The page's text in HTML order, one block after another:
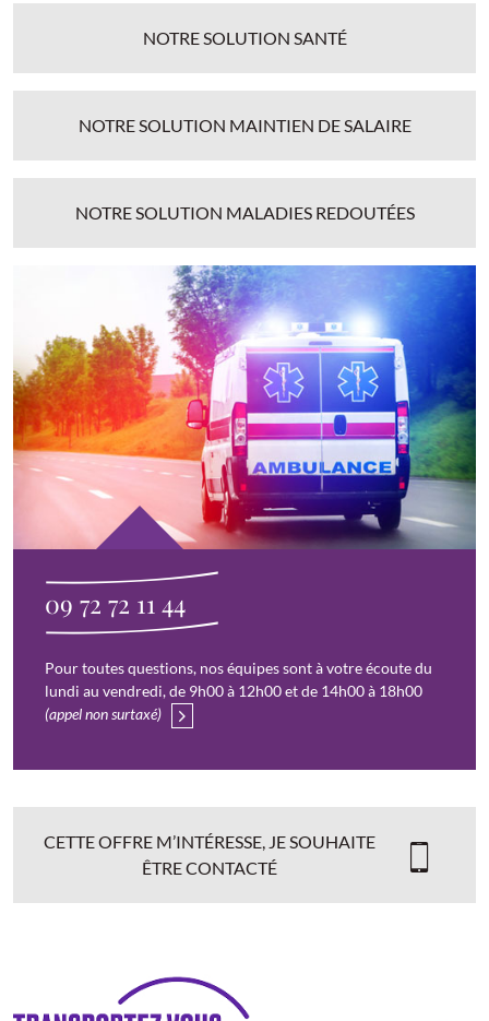
NOTRE SOLUTION SANTÉ
NOTRE SOLUTION MAINTIEN DE SALAIRE
NOTRE SOLUTION MALADIES REDOUTÉES
09 72 72 11 44
Pour toutes questions, nos équipes sont à votre écoute du
lundi au vendredi, de 9h00 à 12h00 et de 14h00 à 18h00
(appel non surtaxé)
CETTE OFFRE M’INTÉRESSE, JE SOUHAITE
ÊTRE CONTACTÉ